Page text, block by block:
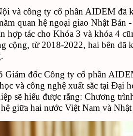
và công ty cổ phần AIDEM đã
quan hệ ngoại giao Nhật Bản
hợp tác cho Khóa 3 và khóa 4
cộng, từ 2018-2022, hai bên
Giám đốc Công ty cổ phần
và công nghệ xuất sắc tại Đại
sẽ hiểu được rằng: Chương
giữa hai nước Việt Nam và